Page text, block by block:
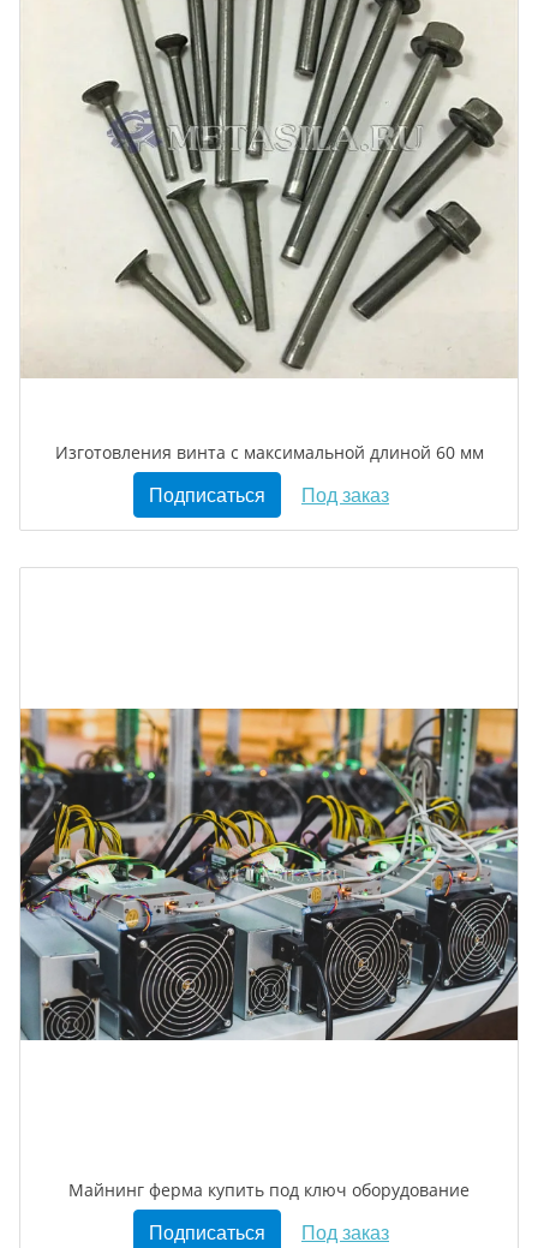
Изготовления винта с максимальной длиной 60 мм
Подписаться Под заказ
Майнинг ферма купить под ключ оборудование
Подписаться Под заказ